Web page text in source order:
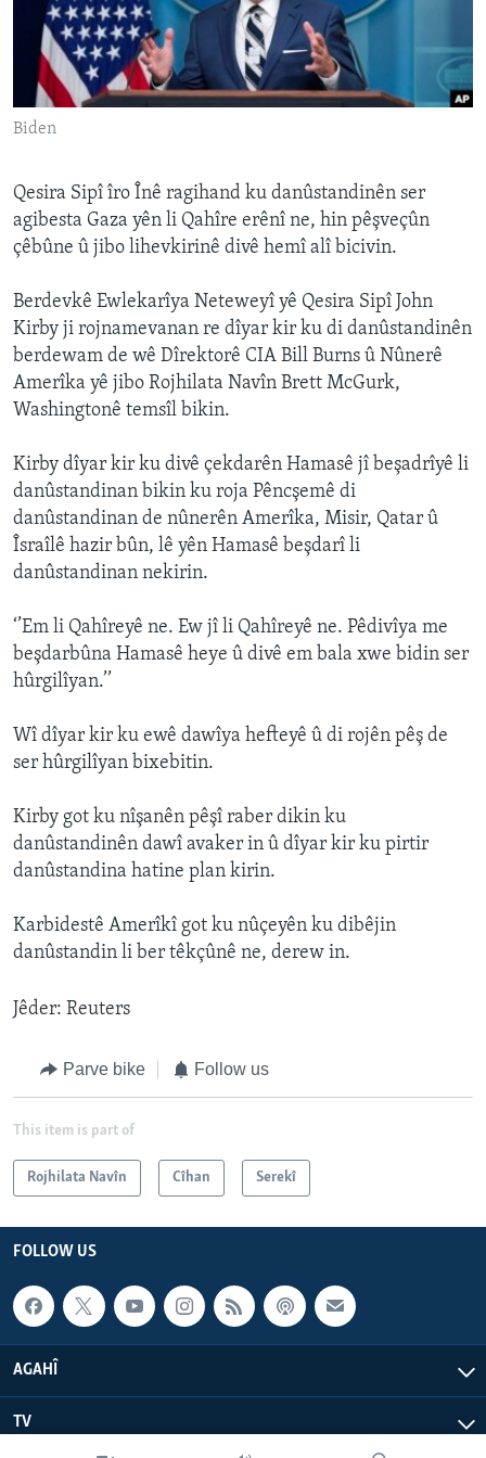
ÇAND Û HUNER
SERNIVÎS
SORANÎ
FOLLOW US
Zimanên Din
Biden
Qesira Sipî îro Înê ragihand ku danûstandinên ser
agibesta Gaza yên li Qahîre erênî ne, hin pêşveçûn
çêbûne û jibo lihevkirinê divê hemî alî bicivin.
Berdevkê Ewlekarîya Neteweyî yê Qesira Sipî John
Kirby ji rojnamevanan re dîyar kir ku di danûstandinên
berdewam de wê Dîrektorê CIA Bill Burns û Nûnerê
Amerîka yê jibo Rojhilata Navîn Brett McGurk,
Washingtonê temsîl bikin.
Kirby dîyar kir ku divê çekdarên Hamasê jî beşadrîyê li
danûstandinan bikin ku roja Pêncşemê di
danûstandinan de nûnerên Amerîka, Misir, Qatar û
Îsraîlê hazir bûn, lê yên Hamasê beşdarî li
danûstandinan nekirin.
‘’Em li Qahîreyê ne. Ew jî li Qahîreyê ne. Pêdivîya me
beşdarbûna Hamasê heye û divê em bala xwe bidin ser
hûrgilîyan.’’
Wî dîyar kir ku ewê dawîya hefteyê û di rojên pêş de
ser hûrgilîyan bixebitin.
Kirby got ku nîşanên pêşî raber dikin ku
danûstandinên dawî avaker in û dîyar kir ku pirtir
danûstandina hatine plan kirin.
Karbidestê Amerîkî got ku nûçeyên ku dibêjin
danûstandin li ber têkçûnê ne, derew in.
Jêder: Reuters
Parve bike Follow us
This item is part of
Rojhilata Navîn Cîhan Serekî
FOLLOW US
AGAHÎ
TV